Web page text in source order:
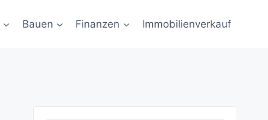
Bauen Finanzen Immobilienverkauf